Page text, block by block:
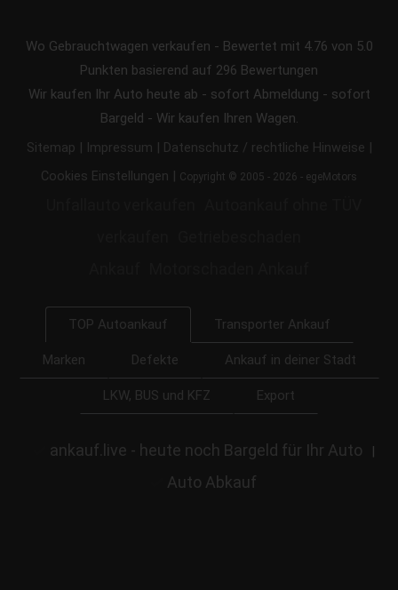
Wo Gebrauchtwagen verkaufen - Bewertet mit 4.76 von 5.0
Punkten basierend auf 296 Bewertungen
Wir kaufen Ihr Auto heute ab - sofort Abmeldung - sofort
Bargeld - Wir kaufen Ihren Wagen.
Sitemap | Impressum | Datenschutz / rechtliche Hinweise |
Cookies Einstellungen | Copyright © 2005 - 2026 - egeMotors
TOP Autoankauf Transporter Ankauf
Marken Defekte Ankauf in deiner Stadt
LKW, BUS und KFZ Export
ankauf.live - heute noch Bargeld für Ihr Auto |
Auto Abkauf